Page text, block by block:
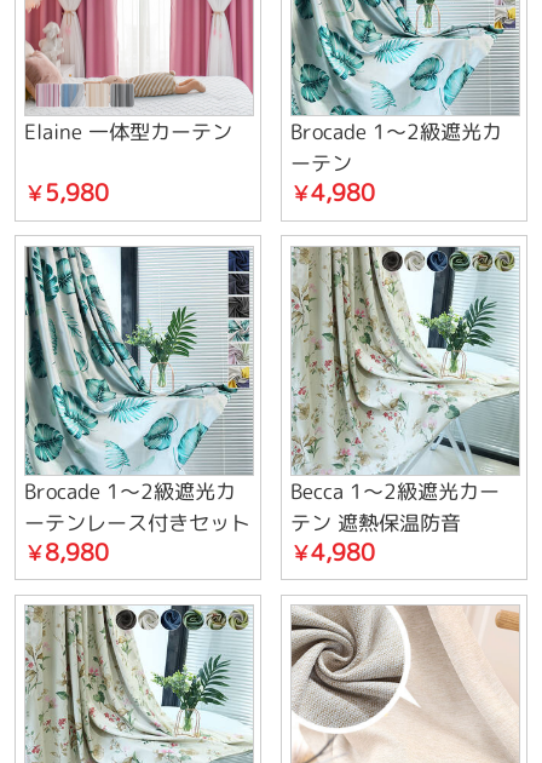
Elaine 一体型カーテン
￥5,980
Brocade 1～2級遮光カ
ーテン
￥4,980
Brocade 1～2級遮光カ
ーテンレース付きセット
￥8,980
Becca 1～2級遮光カー
テン 遮熱保温防音
￥4,980